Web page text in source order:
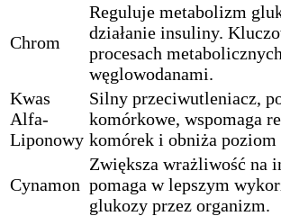
Chrom
Reguluje metabolizm
działanie insuliny.
procesach
węglowodanami.
Kwas
Alfa-
Liponowy
Silny przeciwutleniacz,
komórkowe, wspomaga
komórek i obniża
Cynamon
Zwiększa wrażliwość na
pomaga w lepszym
glukozy przez organizm.